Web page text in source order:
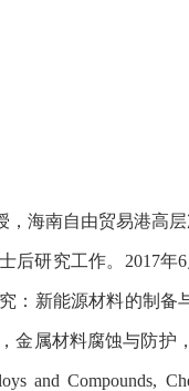
，海南自由贸易港高层
后研究工作。 2017年6
：新能源材料的制
金属材料腐蚀与防护
and Compounds,